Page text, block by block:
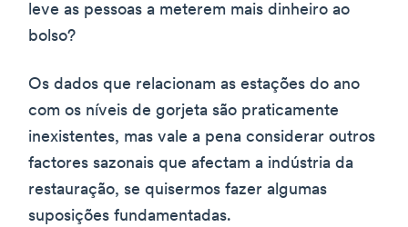
leve as pessoas a meterem mais dinheiro ao
bolso?
Os dados que relacionam as estações do ano
com os níveis de gorjeta são praticamente
inexistentes, mas vale a pena considerar outros
factores sazonais que afectam a indústria da
restauração, se quisermos fazer algumas
suposições fundamentadas.